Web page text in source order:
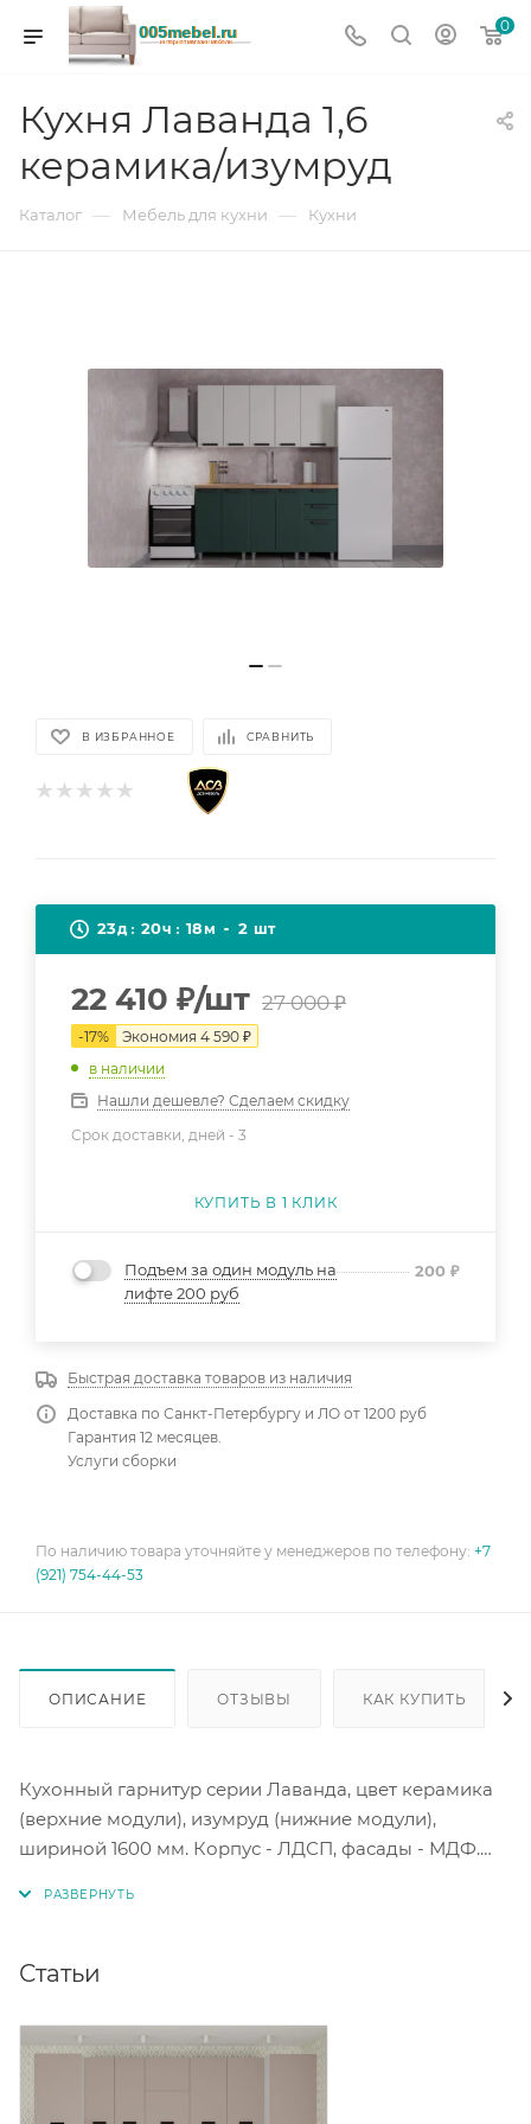
0
Кухня Лаванда 1,6
керамика/изумруд
Каталог — Мебель для кухни — Кухни
В ИЗБРАННОЕ СРАВНИТЬ
23д 20ч 18м 2 шт
22 410 ₽/шт 27 000₽
-17% Экономия 4 590 ₽
в наличии
Нашли дешевле? Сделаем скидку
Срок доставки, дней - 3
КУПИТЬ В 1 КЛИК
Подъем за один модуль на
лифте 200 руб
200 ₽
Быстрая доставка товаров из наличия
Доставка по Санкт-Петербургу и ЛО от 1200 руб
Гарантия 12 месяцев.
Услуги сборки
По наличию товара уточняйте у менеджеров по телефону: +7
(921) 754-44-53
ОПИСАНИЕ ОТЗЫВЫ КАК КУПИТЬ
Кухонный гарнитур серии Лаванда, цвет керамика
(верхние модули), изумруд (нижние модули),
шириной 1600 мм. Корпус - ЛДСП, фасады - МДФ.
Фасады устойчивы к выцветанию и имеют
однородный оттенок. Опоры регулируемые 100-120
Петли без доводчика, усиленные. Шариковые
Статьи